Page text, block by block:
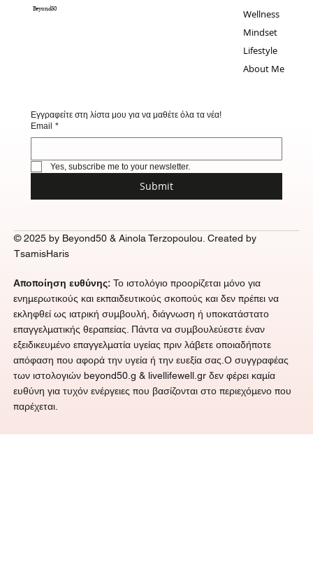
Beyond50
Wellness
Mindset
Lifestyle
About Me
Εγγραφείτε στη λίστα μου για να μαθέτε όλα τα νέα!
Email *
Yes, subscribe me to your newsletter.
Submit
Αποποίηση ευθύνης:Το ιστολόγιο προορίζεται μόνο για
ενημερωτικούς και εκπαιδευτικούς σκοπούς και δεν πρέπει να
εκληφθεί ως ιατρική συμβουλή, διάγνωση ή υποκατάστατο
επαγγελματικής θεραπείας. Πάντα να συμβουλεύεστε έναν
εξειδικευμένο επαγγελματία υγείας πριν λάβετε οποιαδήποτε
απόφαση που αφορά την υγεία ή την ευεξία σας.Ο συγγραφέας
των ιστολογιών beyond50.g & livellifewell.gr δεν φέρει καμία
ευθύνη για τυχόν ενέργειες που βασίζονται στο περιεχόμενο που
παρέχεται.
© 2025 by Beyond50 & Ainola Terzopoulou. Created by
TsamisHaris